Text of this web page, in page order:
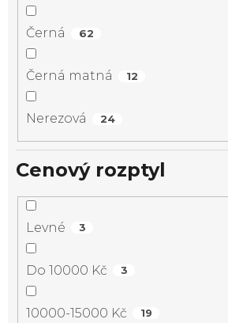
Černá 62
Černá matná 12
Nerezová 24
Cenový rozptyl
Levné 3
Do 10000 Kč 3
10000-15000 Kč 19